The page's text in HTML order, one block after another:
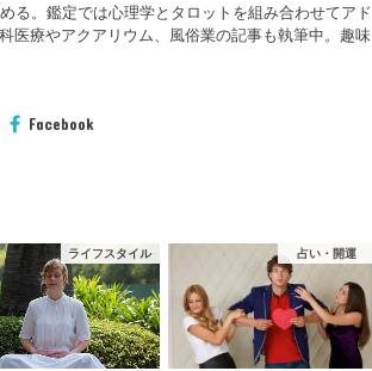
る。鑑定では心理学とタロットを組み合わせてアド
医療やアクアリウム、風俗業の記事も執筆中。趣味
Facebook
ライフスタイル 占い・開運